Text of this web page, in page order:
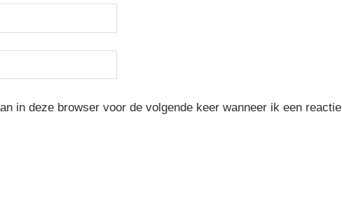
in deze browser voor de volgende keer wanneer ik een reactie